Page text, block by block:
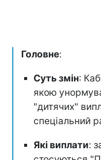
Головне:
Суть змін:
якою
"дитячих"
спеціальний
Які виплати: